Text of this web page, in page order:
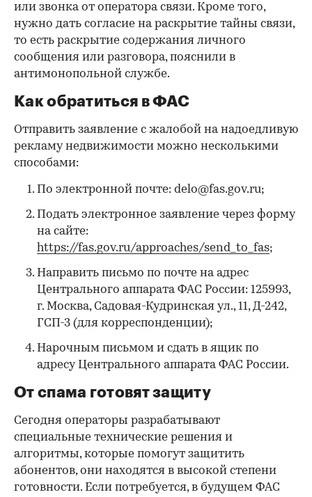
или звонка от оператора связи. Кроме того,
нужно дать согласие на раскрытие тайны связи,
то есть раскрытие содержания личного
сообщения или разговора, пояснили в
антимонопольной службе.
Как обратиться в ФАС
Отправить заявление с жалобой на надоедливую
рекламу недвижимости можно несколькими
способами:
По электронной почте: delo@fas.gov.ru;
Подать электронное заявление через форму
на сайте:
https://fas.gov.ru/approaches/send_to_fas;
Направить письмо по почте на адрес
Центрального аппарата ФАС России: 125993,
г. Москва, Садовая-Кудринская ул., 11, Д-242,
ГСП-3 (для корреспонденции);
Нарочным письмом и сдать в ящик по
адресу Центрального аппарата ФАС России.
От спама готовят защиту
Сегодня операторы разрабатывают
специальные технические решения и
алгоритмы, которые помогут защитить
абонентов, они находятся в высокой степени
готовности. Если потребуется, в будущем ФАС